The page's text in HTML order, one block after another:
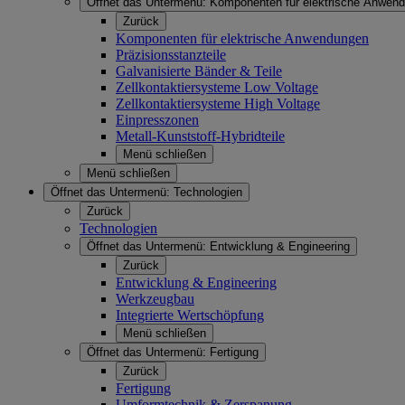
Zurück
Komponenten für elektrische Anwendungen
Präzisionsstanzteile
Galvanisierte Bänder & Teile
Zellkontaktiersysteme Low Voltage
Zellkontaktiersysteme High Voltage
Einpresszonen
Metall-Kunststoff-Hybridteile
Menü schließen
Menü schließen
Öffnet das Untermenü: Technologien
Zurück
Technologien
Öffnet das Untermenü: Entwicklung & Engineering
Zurück
Entwicklung & Engineering
Werkzeugbau
Integrierte Wertschöpfung
Menü schließen
Öffnet das Untermenü: Fertigung
Zurück
Fertigung